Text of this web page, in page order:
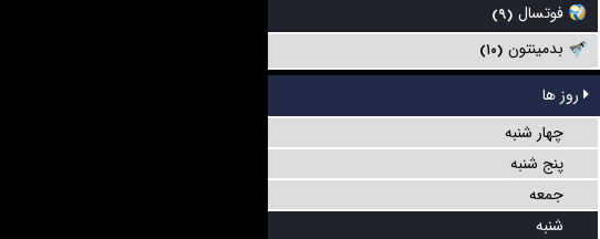
فوتسال (۹)
بدمینتون (۱۰)
روز ها
چهار شنبه
پنج شنبه
جمعه
شنبه